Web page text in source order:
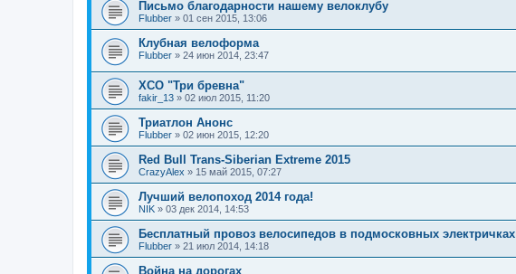
Письмо благодарности нашему велоклубу
Flubber » 01 сен 2015, 13:06
Клубная велоформа
Flubber » 24 июн 2014, 23:47
XCO "Три бревна"
fakir_13 » 02 июл 2015, 11:20
Триатлон Анонс
Flubber » 02 июн 2015, 12:20
Red Bull Trans-Siberian Extreme 2015
CrazyAlex » 15 май 2015, 07:27
Лучший велопоход 2014 года!
NIK » 03 дек 2014, 14:53
Бесплатный провоз велосипедов в подмосковных электричках
Flubber » 21 июл 2014, 14:18
Война на дорогах